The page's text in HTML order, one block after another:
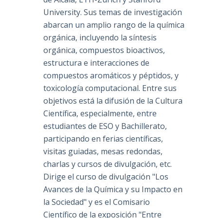
University. Sus temas de investigación
abarcan un amplio rango de la química
orgánica, incluyendo la síntesis
orgánica, compuestos bioactivos,
estructura e interacciones de
compuestos aromáticos y péptidos, y
toxicología computacional. Entre sus
objetivos está la difusión de la Cultura
Científica, especialmente, entre
estudiantes de ESO y Bachillerato,
participando en ferias científicas,
visitas guiadas, mesas redondas,
charlas y cursos de divulgación, etc.
Dirige el curso de divulgación "Los
Avances de la Química y su Impacto en
la Sociedad" y es el Comisario
Científico de la exposición "Entre